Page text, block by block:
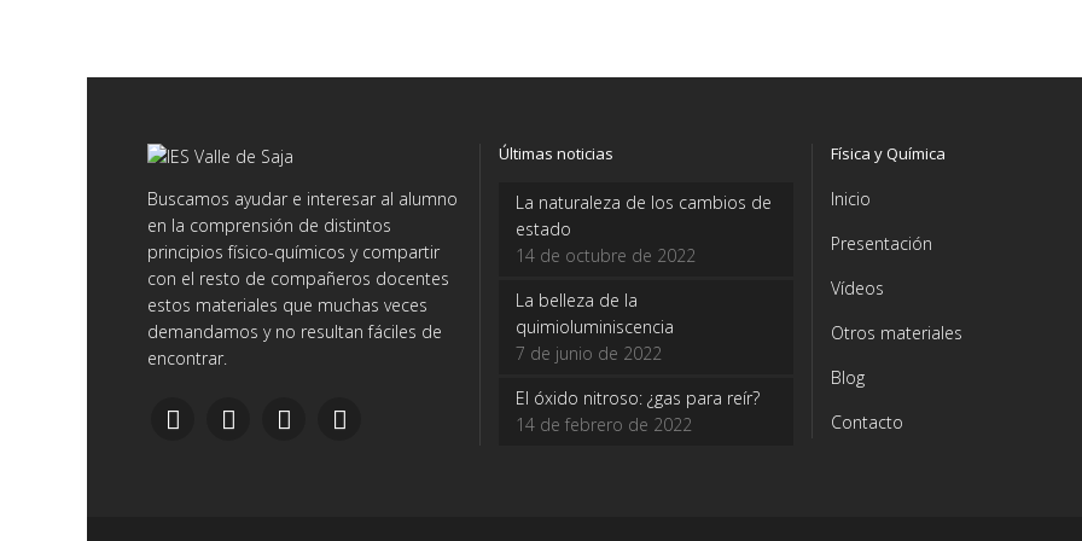
Buscamos ayudar e interesar al alumno
en la comprensión de distintos
principios físico-químicos y compartir
con el resto de compañeros docentes
estos materiales que muchas veces
demandamos y no resultan fáciles de
encontrar.
Últimas noticias
La naturaleza de los cambios de
estado
14 de octubre de 2022
La belleza de la
quimioluminiscencia
7 de junio de 2022
El óxido nitroso: ¿gas para reír?
14 de febrero de 2022
Física y Química
Inicio
Presentación
Vídeos
Otros materiales
Blog
Contacto